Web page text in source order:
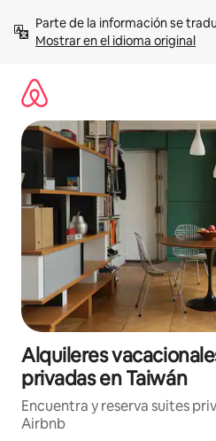
contenidoMostrar en el idioma original
Alquileres
privadas en Taiwán
Encuentra y reserva suites
Airbnb